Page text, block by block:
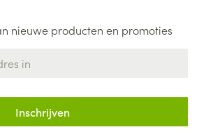
nieuwe producten en promoties
Inschrijven